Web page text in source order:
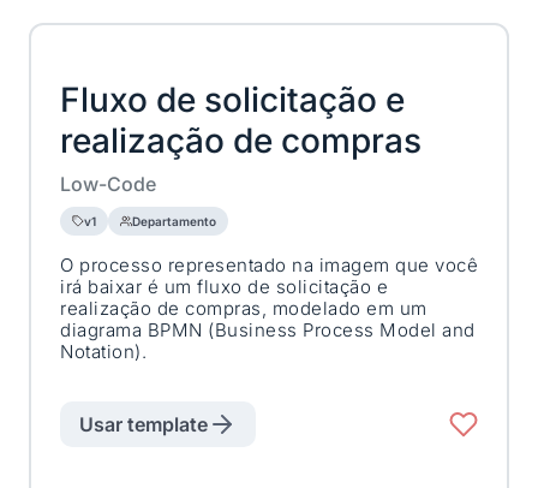
Fluxo de solicitação e
realização de compras
Low-Code
v1 Departamento
O processo representado na imagem que você
irá baixar é um fluxo de solicitação e
realização de compras, modelado em um
diagrama BPMN (Business Process Model and
Notation).
Usar template